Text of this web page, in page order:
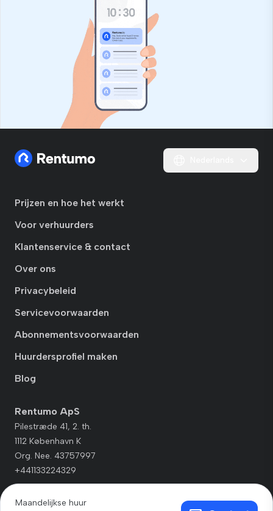
Maandelijkse huur
Prijzen en hoe het werkt
Voor verhuurders
Klantenservice & contact
Over ons
Privacybeleid
Servicevoorwaarden
Abonnementsvoorwaarden
Huurdersprofiel maken
Blog
Rentumo ApS
Pilestræde 41, 2. th.
1112 København K
Org. Nee. 43757997
+441133224329